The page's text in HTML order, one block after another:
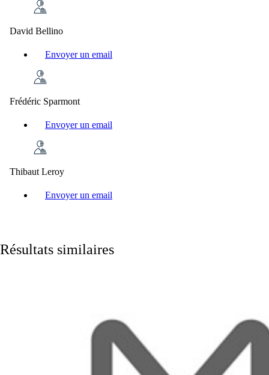
David Bellino
Envoyer un email
Frédéric Sparmont
Envoyer un email
Thibaut Leroy
Envoyer un email
Résultats similaires